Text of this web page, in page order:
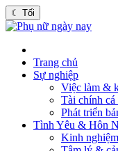
☾ Tối
Trang chủ
Sự nghiệp
Việc làm &
Tài chính cá
Phát triển
Tình Yêu & Hôn
Kinh